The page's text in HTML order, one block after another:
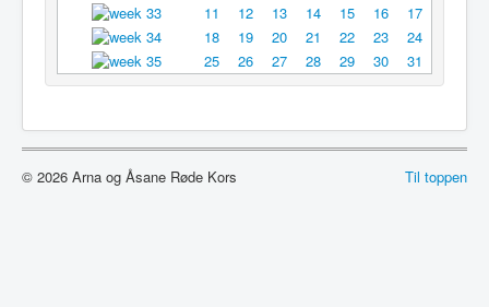
11
12 13 14 15 16
17
18
19 20 21 22 23
24
25
26 27 28 29 30 31
Til toppen
© 2026 Arna og Åsane Røde Kors